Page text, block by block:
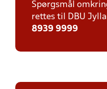
Spørgsmål
rettes til DBU
8939 9999